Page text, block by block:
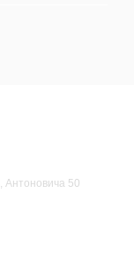
Антоновича 50